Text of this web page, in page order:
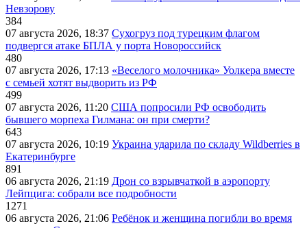
Невзорову
384
07 августа 2026, 18:37 Сухогруз под турецким флагом
подвергся атаке БПЛА у порта Новороссийск
480
07 августа 2026, 17:13 «Веселого молочника» Уолкера вместе
с семьей хотят выдворить из РФ
499
07 августа 2026, 11:20 США попросили РФ освободить
бывшего морпеха Гилмана: он при смерти?
643
07 августа 2026, 10:19 Украина ударила по складу Wildberries в
Екатеринбурге
891
06 августа 2026, 21:19 Дрон со взрывчаткой в аэропорту
Лейпцига: собрали все подробности
1271
06 августа 2026, 21:06 Ребёнок и женщина погибли во время